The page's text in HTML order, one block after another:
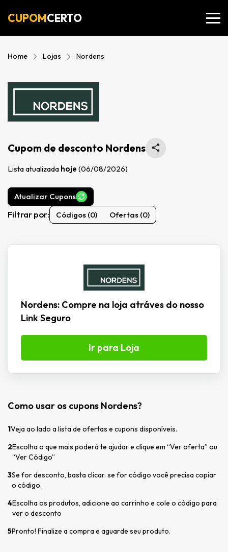
CUPOMCERTO
Home Lojas Nordens
Cupom de desconto Nordens
Lista atualizada hoje (06/08/2026)
Filtrar por: Códigos (0) Ofertas (0)
Atualizar Cupons
Nordens: Compre na loja atráves do nosso
Link Seguro
Ir para Loja
Como usar os cupons Nordens?
1Veja ao lado a lista de ofertas e cupons disponíveis.
2Escolha o que mais poderá te ajudar e clique em “Ver oferta” ou
“Ver Código”
3Se for desconto, basta clicar. se for código você precisa copiar
o código.
4Escolha os produtos, adicione ao carrinho e cole o código para
ver o desconto
5Pronto! Finalize a compra e aguarde seu produto.